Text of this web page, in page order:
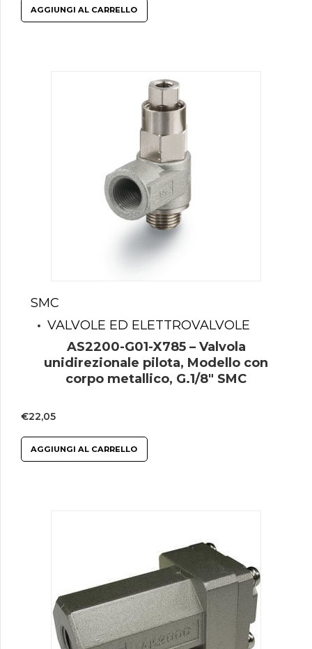
AGGIUNGI AL CARRELLO
SMC
VALVOLE ED ELETTROVALVOLE
AS2200-G01-X785 – Valvola
unidirezionale pilota, Modello con
corpo metallico, G.1/8″ SMC
€22,05
AGGIUNGI AL CARRELLO